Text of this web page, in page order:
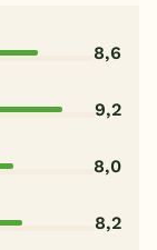
8,6
9,2
8,0
8,2